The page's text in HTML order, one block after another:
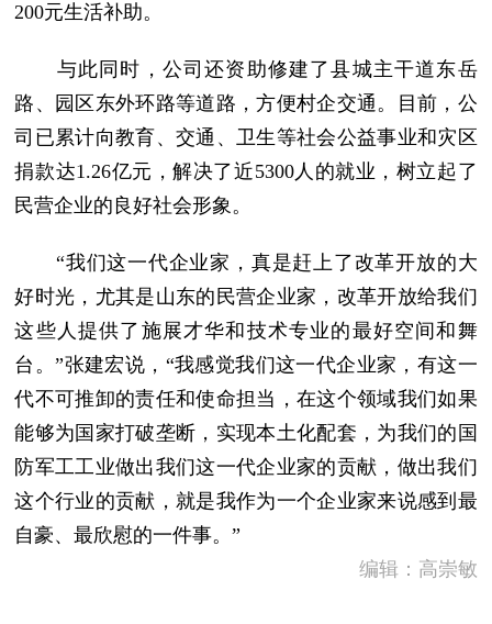
200元生活补助。
与此同时，公司还资助修建了县城主干道东岳
路、园区东外环路等道路，方便村企交通。目前，公
司已累计向教育、交通、卫生等社会公益事业和灾区
捐款达1.26亿元，解决了近5300人的就业，树立起了
民营企业的良好社会形象。
“我们这一代企业家，真是赶上了改革开放的大
好时光，尤其是山东的民营企业家，改革开放给我们
这些人提供了施展才华和技术专业的最好空间和舞
台。”张建宏说，“我感觉我们这一代企业家，有这一
代不可推卸的责任和使命担当，在这个领域我们如果
能够为国家打破垄断，实现本土化配套，为我们的国
防军工工业做出我们这一代企业家的贡献，做出我们
这个行业的贡献，就是我作为一个企业家来说感到最
自豪、最欣慰的一件事。”
编辑：高崇敏